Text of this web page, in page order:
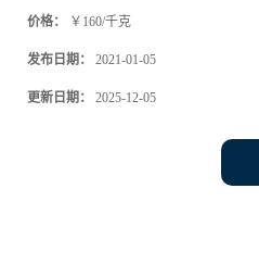
价格： ￥160/千克
发布日期： 2021-01-05
更新日期： 2025-12-05